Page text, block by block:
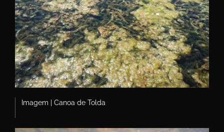
Imagem | Canoa de Tolda